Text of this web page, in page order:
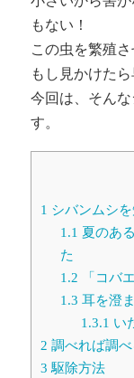
もない！
この虫を繁殖
もし見かけた
今回は、そん
す。
1 シバンムシ
1.1 夏のあ
た
1.2 「コバ
1.3 耳を澄
1.3.1 い
2 調べれば調
3 駆除方法